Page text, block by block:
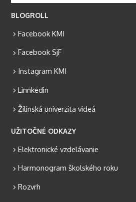
BLOGROLL
Facebook KMI
Facebook SjF
Instagram KMI
Linnkedin
Žilinská univerzita videá
UŽITOČNÉ ODKAZY
Elektronické vzdelávanie
Harmonogram školského roku
Rozvrh